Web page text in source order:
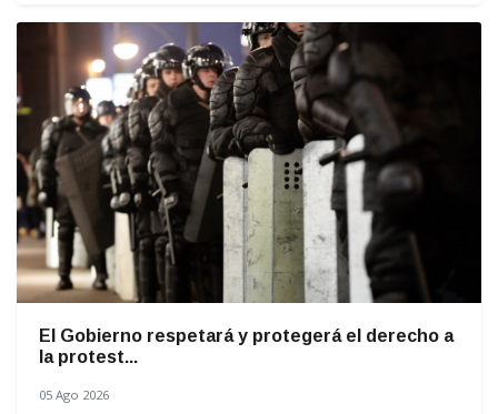
El Gobierno respetará y protegerá el derecho a
la protest...
05 Ago 2026